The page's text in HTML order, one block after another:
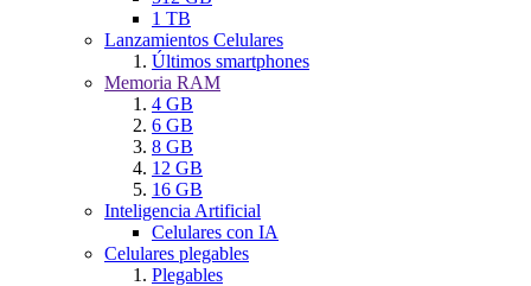
1 TB
Lanzamientos Celulares
Últimos smartphones
Memoria RAM
4 GB
6 GB
8 GB
12 GB
16 GB
Inteligencia Artificial
Celulares con IA
Celulares plegables
Plegables